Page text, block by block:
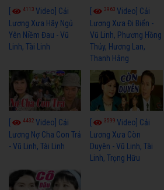
4113 Video] Cải
Lương Xưa Hãy Ngủ
Yên Niềm Đau - Vũ
Linh, Tài Linh
3963Video] Cải
Lương Xưa Đi Biển -
Vũ Linh, Phương Hồng
Thủy, Hương Lan,
Thanh Hằng
4432 Video] Cải
Lương Nợ Cha Con Trả
- Vũ Linh, Tài Linh
3599Video] Cải
Lương Xưa Còn
Duyên - Vũ Linh, Tài
Linh, Trọng Hữu